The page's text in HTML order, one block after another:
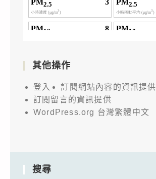
其他操作
登入
訂閱網站內容的資訊提供
訂閱留言的資訊提供
WordPress.org 台灣繁體中文
搜尋